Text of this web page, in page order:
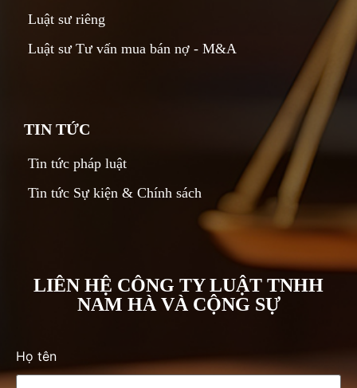
Luật sư riêng
Luật sư Tư vấn mua bán nợ - M&A
TIN TỨC
Tin tức pháp luật
Tin tức Sự kiện & Chính sách
LIÊN HỆ CÔNG TY LUẬT TNHH
NAM HÀ VÀ CỘNG SỰ
Họ tên